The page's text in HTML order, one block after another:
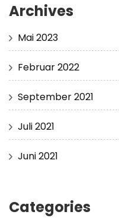
Archives
Mai 2023
Februar 2022
September 2021
Juli 2021
Juni 2021
Categories